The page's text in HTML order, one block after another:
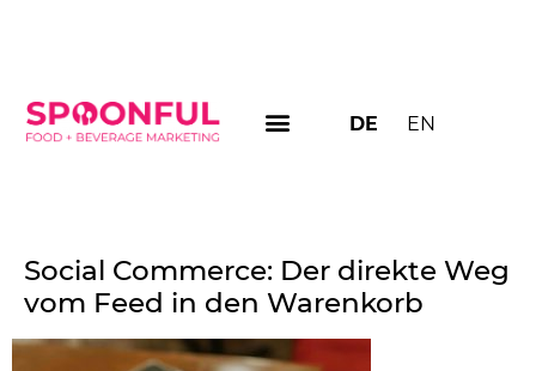
DE EN
Social Commerce: Der direkte Weg
vom Feed in den Warenkorb